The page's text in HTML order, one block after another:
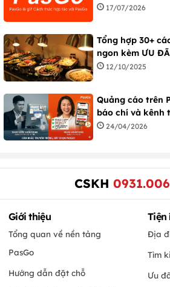
17/07/2026
Tổng hợp 30+
ngon kèm ƯU
12/10/2025
Quảng cáo trên
báo chí và kênh
24/04/2026
CSKH
Giới thiệu
Tổng quan về nền tảng
PasGo
Hướng dẫn đặt chỗ
Tiện
Địa
Tìm
Ưu